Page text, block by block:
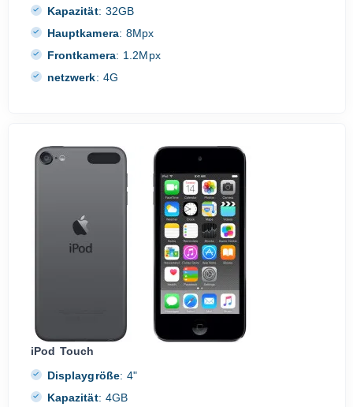
Kapazität: 32GB
Hauptkamera: 8Mpx
Frontkamera: 1.2Mpx
netzwerk: 4G
iPod Touch
Displaygröße: 4"
Kapazität: 4GB